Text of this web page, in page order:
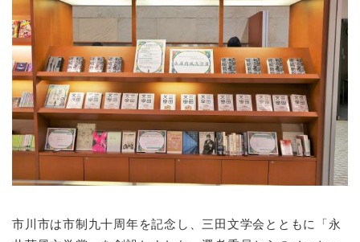
市川市は市制九十周年を記念し、三田文学会とともに「永